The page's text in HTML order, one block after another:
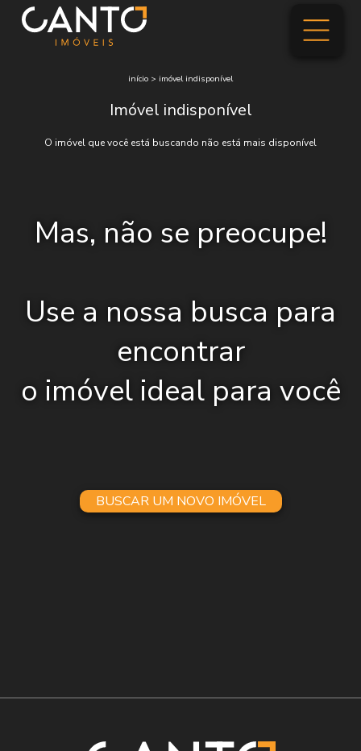
início > imóvel indisponível
Imóvel indisponível
O imóvel que você está buscando não está mais disponível
Mas, não se preocupe!
Use a nossa busca para
encontrar
o imóvel ideal para você
BUSCAR UM NOVO IMÓVEL